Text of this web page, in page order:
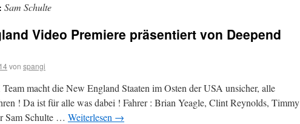
Sam Schulte
Video Premiere präsentiert von Deepend
von spangi
macht die New England Staaten im Osten der USA unsicher, alle
! Da ist für alle was dabei ! Fahrer : Brian Yeagle, Clint Reynolds, Timmy
Sam Schulte … Weiterlesen →